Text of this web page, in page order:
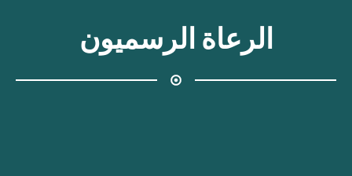
الرعاة الرسميون